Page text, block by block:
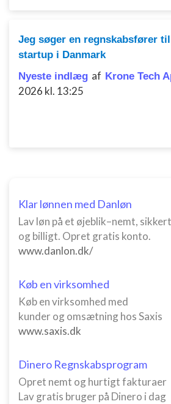
Jeg søger en regnskabsfører
startup i Danmark
Nyeste indlæg af Krone Tech
2026 kl. 13:25
Klar lønnen med Danløn
Lav løn på et øjeblik–nemt, sikkert
og billigt. Opret gratis konto.
www.danlon.dk/
Køb en virksomhed
Køb en virksomhed med
kunder og omsætning hos Saxis
www.saxis.dk
Dinero Regnskabsprogram
Opret nemt og hurtigt fakturaer
Lav gratis bruger på Dinero i dag